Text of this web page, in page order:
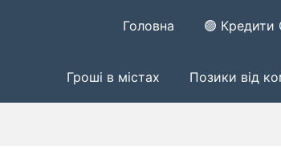
Головна 🟢 Кредити
Гроші в містах Позики від